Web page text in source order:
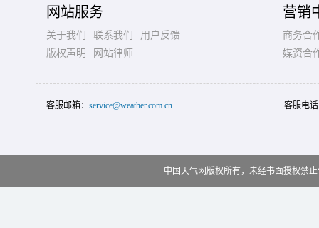
网站服务
关于我们 联系我们
用户反馈
版权声明
网站律师
营销
商务合
媒资合
客服邮箱： service@weather.com.cn 客服电
中国天气网版权所有，未经书面授权